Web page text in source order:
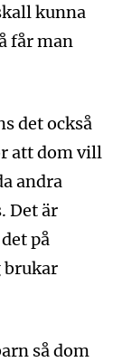
kunna
får man
det också
att dom vill
andra
Det är
på
brukar
så dom